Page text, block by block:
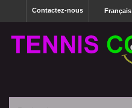
Français
Contactez-nous